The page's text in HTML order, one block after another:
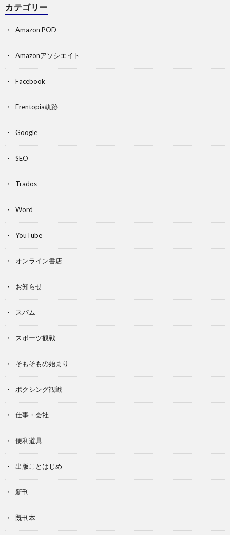
カテゴリー
Amazon POD
Amazonアソシエイト
Facebook
Frentopia軌跡
Google
SEO
Trados
Word
YouTube
オンライン書店
お知らせ
スパム
スポーツ観戦
そもそもの始まり
ボクシング観戦
仕事・会社
便利道具
出版ことはじめ
新刊
既刊本